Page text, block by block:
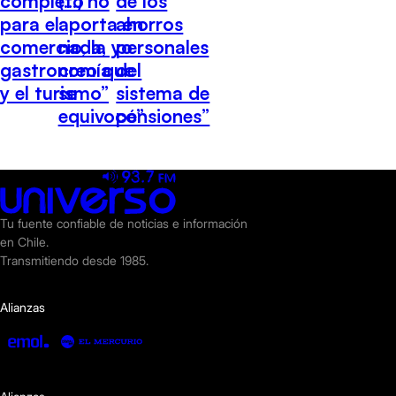
para el
comercio, la
gastronomía
y el turismo”
aporta en
nada, yo
creo que
se
equivocó”
ahorros
personales
del
sistema de
pensiones”
Tu fuente confiable de noticias e información
en Chile.
Transmitiendo desde 1985.
Alianzas